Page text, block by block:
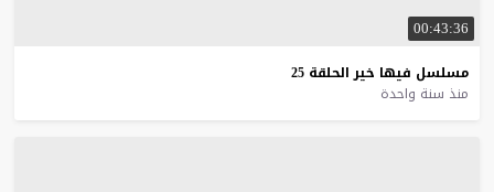
00:43:36
مسلسل فيها خير الحلقة 25
منذ سنة واحدة